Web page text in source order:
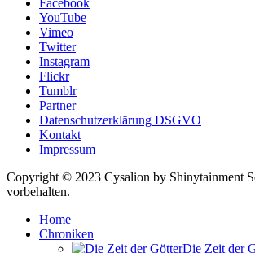
YouTube
Vimeo
Twitter
Instagram
Flickr
Tumblr
Partner
Datenschutzerklärung DSGVO
Kontakt
Impressum
Copyright © 2023 Cysalion by Shinytainment
vorbehalten.
Home
Chroniken
Die Zeit der